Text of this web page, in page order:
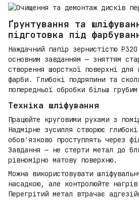
Ґрунтування та
підготовка під
Наждачний папір зернистістю
основним завданням — зняттям
створення шорсткої поверхні для
фарби. Глибокі подряпини та
попередньої обробки більш
Техніка шліфування
Працюйте круговими рухами з
Надмірне зусилля створює
обов'язково проступлять через
Завдання — не стерти метал до
рівномірно матову поверхню.
Можна використовувати
насадкою, але контролюйте
Перегрітий метал втрачає